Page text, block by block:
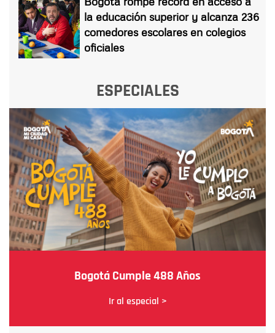
la educación superior y alcanza 236
comedores escolares en colegios
oficiales
ESPECIALES
Bogotá Cumple 488 Años
Ir al especial >